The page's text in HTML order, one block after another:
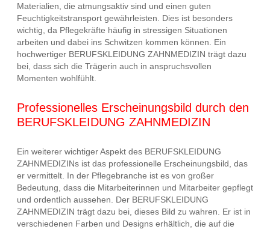
Materialien, die atmungsaktiv sind und einen guten
Feuchtigkeitstransport gewährleisten. Dies ist besonders
wichtig, da Pflegekräfte häufig in stressigen Situationen
arbeiten und dabei ins Schwitzen kommen können. Ein
hochwertiger BERUFSKLEIDUNG ZAHNMEDIZIN trägt dazu
bei, dass sich die Trägerin auch in anspruchsvollen
Momenten wohlfühlt.
Professionelles Erscheinungsbild durch den
BERUFSKLEIDUNG ZAHNMEDIZIN
Ein weiterer wichtiger Aspekt des BERUFSKLEIDUNG
ZAHNMEDIZINs ist das professionelle Erscheinungsbild, das
er vermittelt. In der Pflegebranche ist es von großer
Bedeutung, dass die Mitarbeiterinnen und Mitarbeiter gepflegt
und ordentlich aussehen. Der BERUFSKLEIDUNG
ZAHNMEDIZIN trägt dazu bei, dieses Bild zu wahren. Er ist in
verschiedenen Farben und Designs erhältlich, die auf die